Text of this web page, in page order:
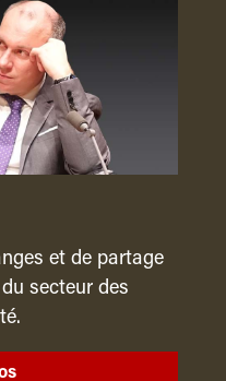
et de partage
secteur des